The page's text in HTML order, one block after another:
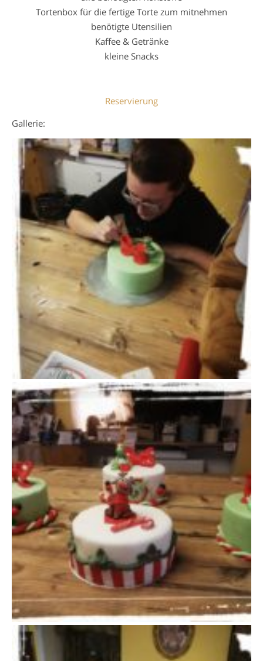
Tortenbox für die fertige Torte zum mitnehmen
benötigte Utensilien
Kaffee & Getränke
kleine Snacks
Reservierung
Gallerie: